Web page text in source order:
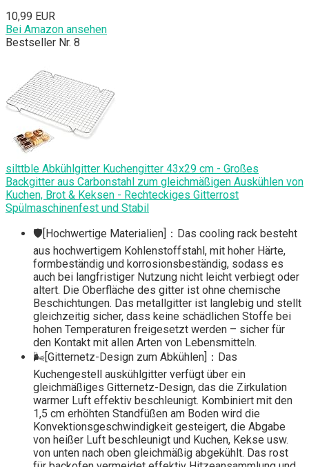
10,99 EUR
Bei Amazon ansehen
Bestseller Nr. 8
silttble Abkühlgitter Kuchengitter 43x29 cm - Großes
Backgitter aus Carbonstahl zum gleichmäßigen Auskühlen von
Kuchen, Brot & Keksen - Rechteckiges Gitterrost
Spülmaschinenfest und Stabil
🛡[Hochwertige Materialien]：Das cooling rack besteht
aus hochwertigem Kohlenstoffstahl, mit hoher Härte,
formbeständig und korrosionsbeständig, sodass es
auch bei langfristiger Nutzung nicht leicht verbiegt oder
altert. Die Oberfläche des gitter ist ohne chemische
Beschichtungen. Das metallgitter ist langlebig und stellt
gleichzeitig sicher, dass keine schädlichen Stoffe bei
hohen Temperaturen freigesetzt werden – sicher für
den Kontakt mit allen Arten von Lebensmitteln.
🌬[Gitternetz-Design zum Abkühlen]：Das
Kuchengestell auskühlgitter verfügt über ein
gleichmäßiges Gitternetz-Design, das die Zirkulation
warmer Luft effektiv beschleunigt. Kombiniert mit den
1,5 cm erhöhten Standfüßen am Boden wird die
Konvektionsgeschwindigkeit gesteigert, die Abgabe
von heißer Luft beschleunigt und Kuchen, Kekse usw.
von unten nach oben gleichmäßig abgekühlt. Das rost